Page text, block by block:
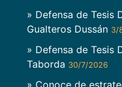
» Defensa de Tesis
Gualteros Dussán 3/
» Defensa de Tesis
Taborda 30/7/2026